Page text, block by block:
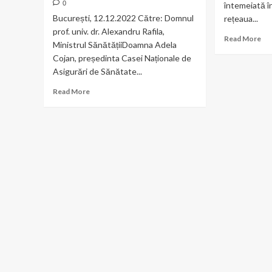
0
București, 12.12.2022 Către: Domnul
prof. univ. dr. Alexandru Rafila,
Ministrul SănătățiiDoamna Adela
Cojan, președinta Casei Naționale de
Asigurări de Sănătate...
Read MoreRead
întemeiată
rețeaua...
Read More